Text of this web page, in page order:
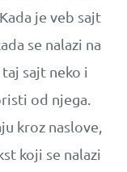
. Kada je veb sajt
se nalazi na
sajt neko i
od njega.
kroz naslove,
koji se nalazi